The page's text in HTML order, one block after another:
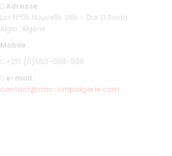
Adresse
Lot N°05 Nouvelle Ville - Dar El Beïda
Alger, Algérie
Mobile
+213 (0)560-088-988
e-mail :
contact@rmc-ompalgerie.com